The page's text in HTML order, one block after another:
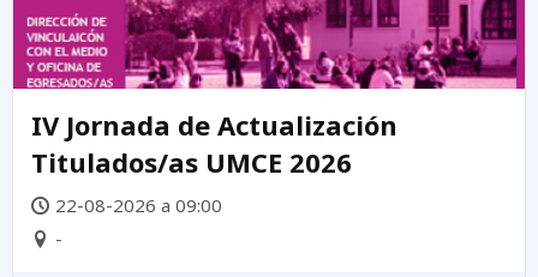
IV Jornada de Actualización
Titulados/as UMCE 2026
22-08-2026 a 09:00
-